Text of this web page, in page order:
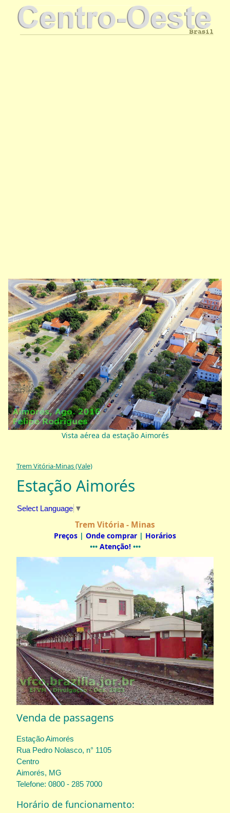
Vista aérea da estação Aimorés
Trem Vitória-Minas (Vale)
Estação Aimorés
Select Language ▼
Trem Vitória - Minas
Preços | Onde comprar | Horários
••• Atenção!•••
Venda de passagens
Estação Aimorés
Rua Pedro Nolasco, n° 1105
Centro
Aimorés, MG
Telefone: 0800 - 285 7000
Horário de funcionamento: